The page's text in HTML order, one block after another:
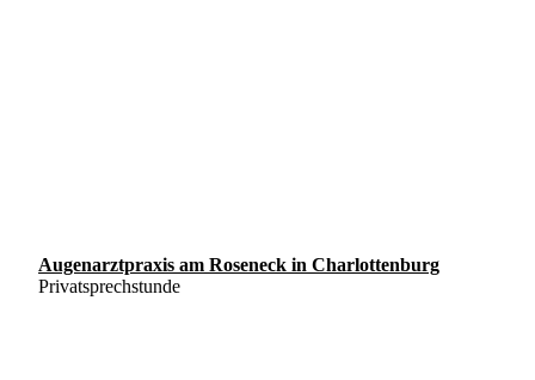
Augenarztpraxis am Roseneck in Charlottenburg
Privatsprechstunde